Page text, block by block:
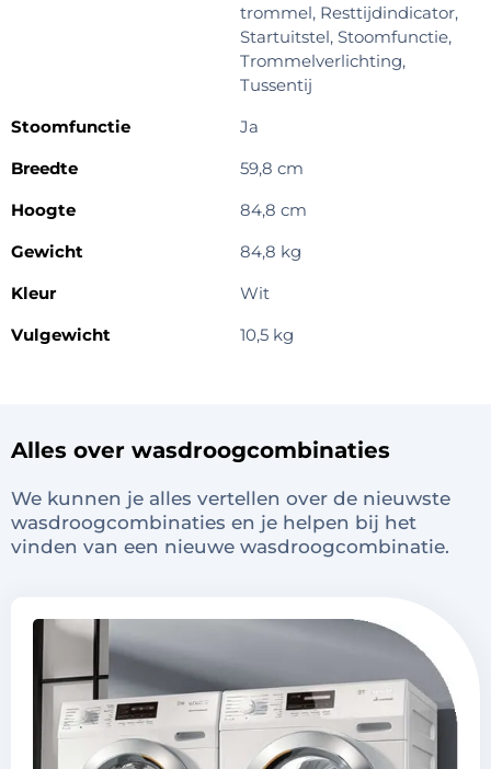
trommel, Resttijdindicator,
Startuitstel, Stoomfunctie,
Trommelverlichting,
Tussentij
Stoomfunctie
Ja
Breedte
59,8 cm
Hoogte
84,8 cm
Gewicht
84,8 kg
Kleur
Wit
Vulgewicht
10,5 kg
Alles over wasdroogcombinaties
We kunnen je alles vertellen over de nieuwste
wasdroogcombinaties en je helpen bij het
vinden van een nieuwe wasdroogcombinatie.